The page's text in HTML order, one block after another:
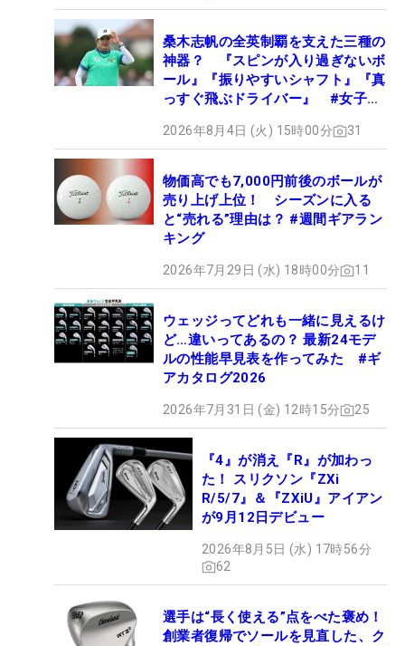
桑木志帆の全英制覇を支えた三種の
神器？ 『スピンが入り過ぎないボ
ール』『振りやすいシャフト』『真
っすぐ飛ぶドライバー』 #女子プ
2026年8月4日 (火) 15時00分 31
物価高でも7,000円前後のボールが
売り上げ上位！ シーズンに入る
と“売れる”理由は？ #週間ギアラン
キング
2026年7月29日 (水) 18時00分 11
ウェッジってどれも一緒に見えるけ
ど…違いってあるの？ 最新24モデ
ルの性能早見表を作ってみた #ギ
アカタログ2026
2026年7月31日 (金) 12時15分 25
『4』が消え『R』が加わっ
た！ スリクソン『ZXi
R/5/7』＆『ZXiU』アイアン
が9月12日デビュー
2026年8月5日 (水) 17時56分
62
選手は“長く使える”点をべた褒め！
創業者復帰でソールを見直した、ク